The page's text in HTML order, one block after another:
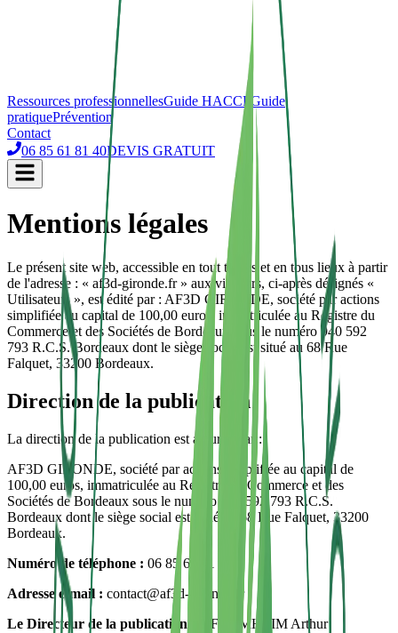
Ressources professionnellesGuide HACCP Guide
pratiquePrévention
Contact
06 85 61 81 40DEVIS GRATUIT
Mentions légales
Le présent site web, accessible en tout temps et en tous lieux à partir
de l'adresse : « af3d-gironde.fr » aux visiteurs, ci-après désignés «
Utilisateurs », est édité par : AF3D GIRONDE, société par actions
simplifiée au capital de 100,00 euros, immatriculée au Registre du
Commerce et des Sociétés de Bordeaux sous le numéro 940 592
793 R.C.S. Bordeaux dont le siège social est situé au 68 Rue
Falquet, 33200 Bordeaux.
Direction de la publication
La direction de la publication est assurée par :
AF3D GIRONDE, société par actions simplifiée au capital de
100,00 euros, immatriculée au Registre du Commerce et des
Sociétés de Bordeaux sous le numéro 940 592 793 R.C.S.
Bordeaux dont le siège social est situé au 68 Rue Falquet, 33200
Bordeaux.
Numéro de téléphone : 06 85 61 81 40
Adresse e-mail : contact@af3d-gironde.fr
Le Directeur de la publication est
FROMHEIM Arthur